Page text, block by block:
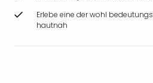
Erlebe eine der wohl
hautnah